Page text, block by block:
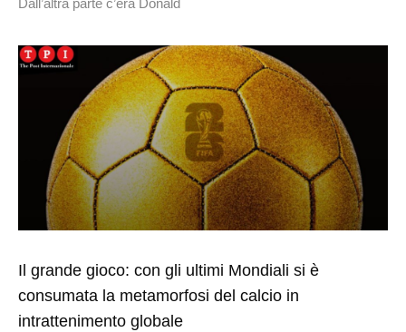
Il grande gioco: con gli ultimi Mondiali si è
consumata la metamorfosi del calcio in
intrattenimento globale